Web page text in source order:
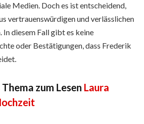
Medien. Doch es ist entscheidend,
vertrauenswürdigen und verlässlichen
In diesem Fall gibt es keine
oder Bestätigungen, dass Frederik
zum Lesen Laura